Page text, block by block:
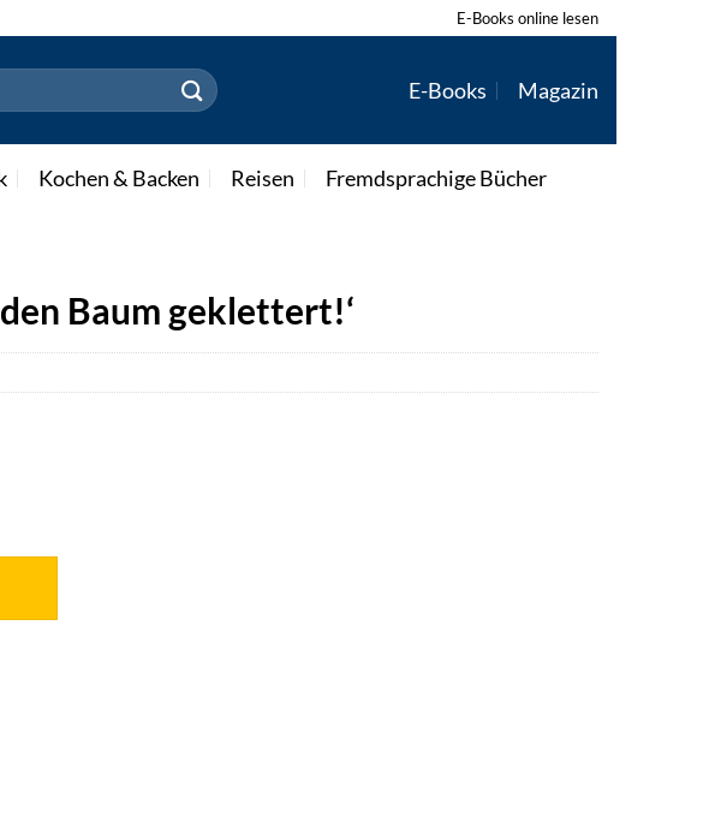
E-Books online lesen
E-Books Magazin
Kochen & Backen Reisen Fremdsprachige Bücher
Baum geklettert!‘